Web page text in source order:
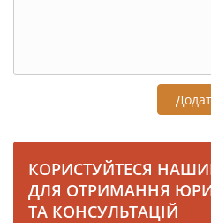
КОРИСТУЙТЕСЯ
ДЛЯ ОТРИМАННЯ
ТА КОНСУЛЬТАЦІЙ